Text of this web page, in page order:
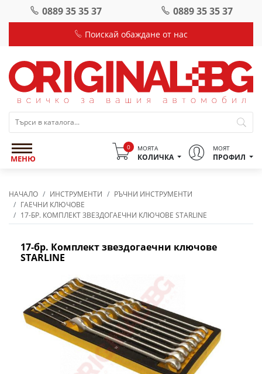
0889 35 35 37 0889 35 35 37
Поискай обаждане от нас
МЕНЮ
0 МОЯТА
КОЛИЧКА
МОЯТ
ПРОФИЛ
НАЧАЛО ИНСТРУМЕНТИ
РЪЧНИ ИНСТРУМЕНТИ
ГАЕЧНИ КЛЮЧОВЕ
17-БР. КОМПЛЕКТ ЗВЕЗДОГАЕЧНИ КЛЮЧОВЕ STARLINE
17-бр. Комплект звездогаечни ключове
STARLINE